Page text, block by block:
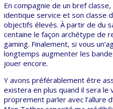
En compagnie de un bref
identique service et son classe
objectifs élevés. À partir de du
centaine le façon archétype de
gaming. Finalement, si vous
longtemps augmenter les
jouer encore.
Y avons préférablement être
existera en plus quand il sera le
proprement parler avec l’allure